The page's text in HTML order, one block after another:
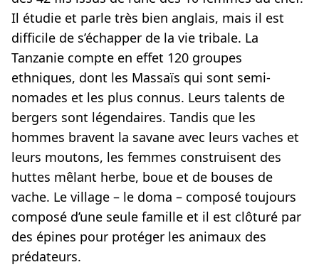
Il étudie et parle très bien anglais, mais il est
difficile de s’échapper de la vie tribale. La
Tanzanie compte en effet 120 groupes
ethniques, dont les Massaïs qui sont semi-
nomades et les plus connus. Leurs talents de
bergers sont légendaires. Tandis que les
hommes bravent la savane avec leurs vaches et
leurs moutons, les femmes construisent des
huttes mêlant herbe, boue et de bouses de
vache. Le village – le doma – composé toujours
composé d’une seule famille et il est clôturé par
des épines pour protéger les animaux des
prédateurs.